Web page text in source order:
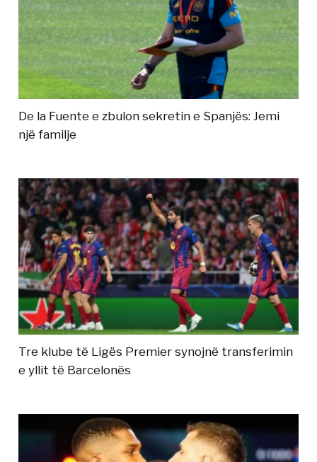
De la Fuente e zbulon sekretin e Spanjës: Jemi
një familje
Tre klube të Ligës Premier synojnë transferimin
e yllit të Barcelonës